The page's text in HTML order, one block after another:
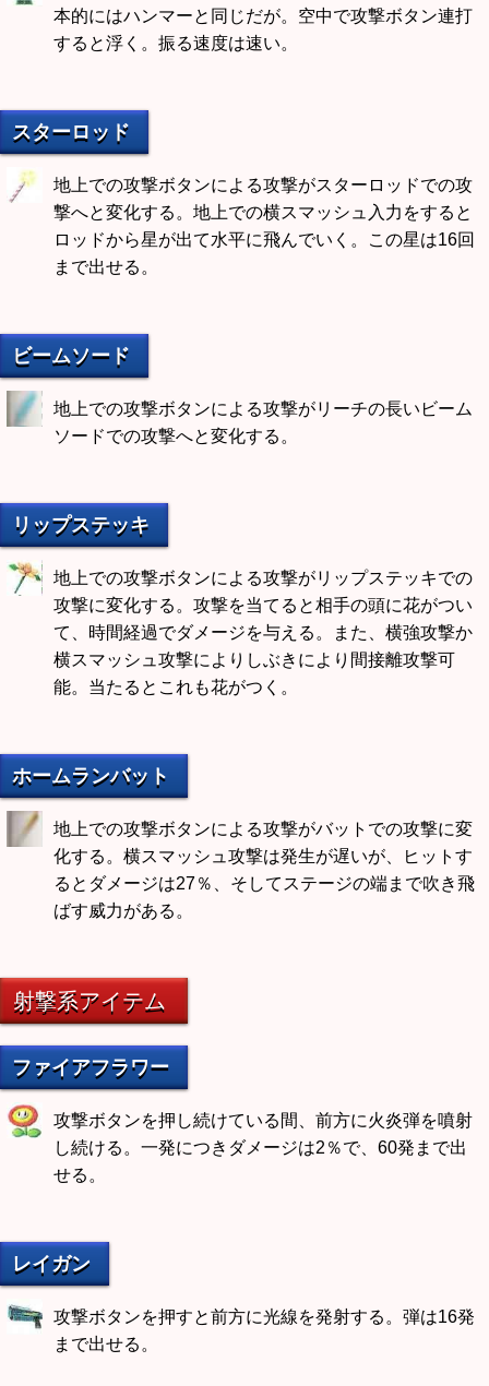
本的にはハンマーと同じだが。空中で攻撃ボタン連打
すると浮く。振る速度は速い。
スターロッド
地上での攻撃ボタンによる攻撃がスターロッドでの攻
撃へと変化する。地上での横スマッシュ入力をすると
ロッドから星が出て水平に飛んでいく。この星は16回
まで出せる。
ビームソード
地上での攻撃ボタンによる攻撃がリーチの長いビーム
ソードでの攻撃へと変化する。
リップステッキ
地上での攻撃ボタンによる攻撃がリップステッキでの
攻撃に変化する。攻撃を当てると相手の頭に花がつい
て、時間経過でダメージを与える。また、横強攻撃か
横スマッシュ攻撃によりしぶきにより間接離攻撃可
能。当たるとこれも花がつく。
ホームランバット
地上での攻撃ボタンによる攻撃がバットでの攻撃に変
化する。横スマッシュ攻撃は発生が遅いが、ヒットす
るとダメージは27％、そしてステージの端まで吹き飛
ばす威力がある。
射撃系アイテム
ファイアフラワー
攻撃ボタンを押し続けている間、前方に火炎弾を噴射
し続ける。一発につきダメージは2％で、60発まで出
せる。
レイガン
攻撃ボタンを押すと前方に光線を発射する。弾は16発
まで出せる。